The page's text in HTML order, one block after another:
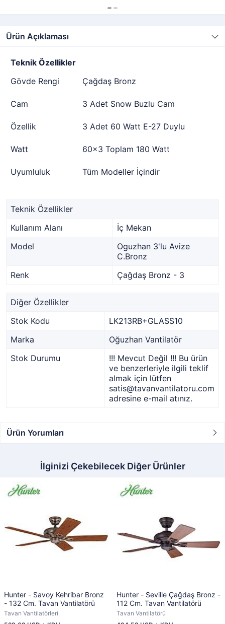
Ürün Açıklaması
Teknik Özellikler
Gövde Rengi
Çağdaş Bronz
Cam 3 Adet Snow Buzlu Cam
Özellik 3 Adet 60 Watt E-27 Duylu
Watt 60x3 Toplam 180 Watt
Uyumluluk Tüm Modeller İçindir
Teknik Özellikler
Kullanım Alanı
İç Mekan
Model
Oguzhan 3'lu Avize
C.Bronz
Renk
Çağdaş Bronz - 3
Diğer Özellikler
Stok Kodu
LK213RB+GLASS10
Marka
Oğuzhan Vantilatör
Stok Durumu
!!! Mevcut Değil !!! Bu ürün
ve benzerleriyle ilgili teklif
almak için lütfen
satis@tavanvantilatoru.com
adresine e-mail atınız.
Ürün Yorumları
İlginizi Çekebilecek Diğer Ürünler
Hunter - Savoy Kehribar Bronz
- 132 Cm. Tavan Vantilatörü
Tavan Vantilatörleri
Hunter - Seville Çağdaş Bronz -
112 Cm. Tavan Vantilatörü
Tavan Vantilatörü